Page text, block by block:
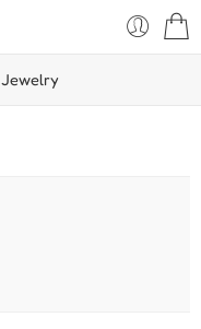
Jewelry